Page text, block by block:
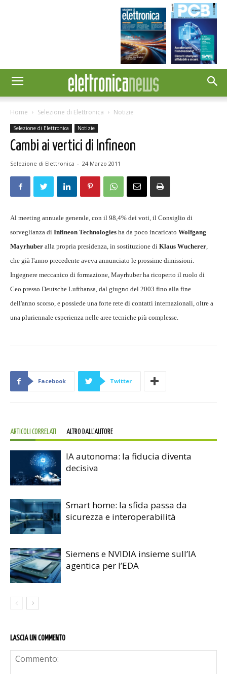
Home Selezione di Elettronica Notizie
Selezione di Elettronica Notizie
Cambi ai vertici di Infineon
Selezione di Elettronica - 24 Marzo 2011
Al meeting annuale generale, con il 98,4% dei voti, il Consiglio di
sorveglianza di Infineon Technologies ha da poco incaricato Wolfgang
Mayrhuber alla propria presidenza, in sostituzione di Klaus Wucherer,
che già l'anno precedente aveva annunciato le prossime dimissioni.
Ingegnere meccanico di formazione, Mayrhuber ha ricoperto il ruolo di
Ceo presso Deutsche Lufthansa, dal giugno del 2003 fino alla fine
dell'anno scorso, e possiede una forte rete di contatti internazionali, oltre a
una pluriennale esperienza nelle aree tecniche più complesse.
Facebook Twitter
ARTICOLI CORRELATI ALTRO DALL'AUTORE
IA autonoma: la fiducia diventa
decisiva
Smart home: la sfida passa da
sicurezza e interoperabilità
Siemens e NVIDIA insieme sull’IA
agentica per l’EDA
LASCIA UN COMMENTO